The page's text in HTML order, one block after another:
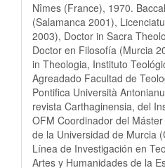
Nîmes (France), 1970.
(Salamanca 2001),
2003), Doctor in Sacra
Doctor en Filosofía (Murcia
in Theologia, Instituto
Agreadado Facultad de
Pontifica Università
revista Carthaginensia, del
OFM Coordinador del
de la Universidad de Murcia
Línea de Investigación en
Artes y Humanidades de la